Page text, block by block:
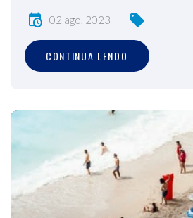
02 ago, 2023
CONTINUA LENDO